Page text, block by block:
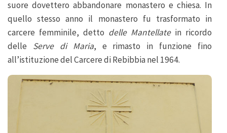
suore dovettero abbandonare monastero e chiesa. In
quello stesso anno il monastero fu trasformato in
carcere femminile, detto delle Mantellatein ricordo
delle Serve di Maria, e rimasto in funzione fino
all’istituzione del Carcere di Rebibbia nel 1964.